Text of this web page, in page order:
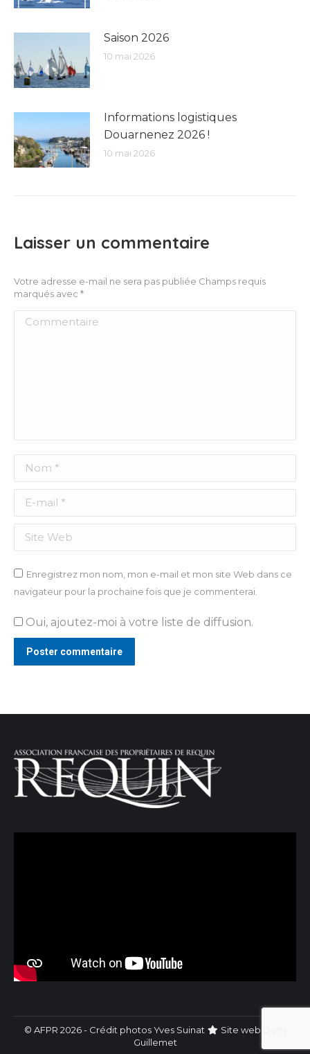
Saison 2026
10 mai 2026
Informations logistiques
Douarnenez 2026 !
10 mai 2026
Laisser un commentaire
Votre adresse e-mail ne sera pas publiée Champs requis
marqués avec *
Commentaire
Nom *
E-mail *
Site Web
Enregistrez mon nom, mon e-mail et mon site Web dans ce
navigateur pour la prochaine fois que je commenterai.
Oui, ajoutez-moi à votre liste de diffusion.
Poster commentaire
© AFPR 2026 - Crédit photos Yves Suinat Site web
Guillemet